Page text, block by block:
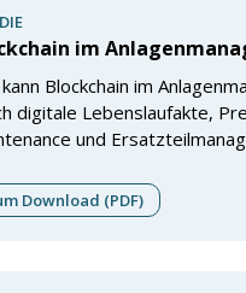
im
Blockchain im
digitale Lebenslaufakte,
und
Download (PDF)